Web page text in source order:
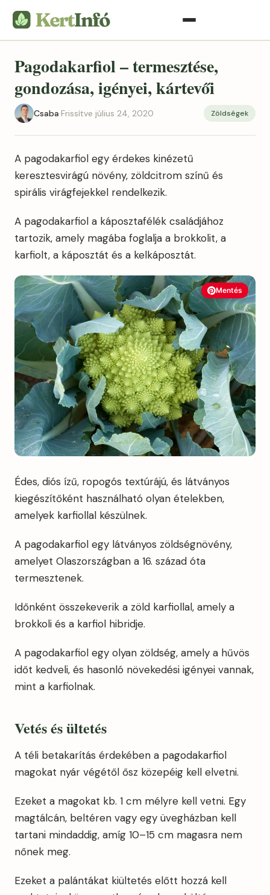
Pagodakarfiol – termesztése,
gondozása, igényei, kártevői
Csaba·Frissítve július 24, 2020 Zöldségek
A pagodakarfiol egy érdekes kinézetű
keresztesvirágú növény, zöldcitrom színű és
spirális virágfejekkel rendelkezik.
A pagodakarfiol a káposztafélék családjához
tartozik, amely magába foglalja a brokkolit, a
karfiolt, a káposztát és a kelkáposztát.
Mentés
Édes, diós ízű, ropogós textúrájú, és látványos
kiegészítőként használható olyan ételekben,
amelyek karfiollal készülnek.
A pagodakarfiol egy látványos zöldségnövény,
amelyet Olaszországban a 16. század óta
termesztenek.
Időnként összekeverik a zöld karfiollal, amely a
brokkoli és a karfiol hibridje.
A pagodakarfiol egy olyan zöldség, amely a hűvös
időt kedveli, és hasonló növekedési igényei vannak,
mint a karfiolnak.
Vetés és ültetés
A téli betakarítás érdekében a pagodakarfiol
magokat nyár végétől ősz közepéig kell elvetni.
Ezeket a magokat kb. 1 cm mélyre kell vetni. Egy
magtálcán, beltéren vagy egy üvegházban kell
tartani mindaddig, amíg 10–15 cm magasra nem
nőnek meg.
Ezeket a palántákat kiültetés előtt hozzá kell